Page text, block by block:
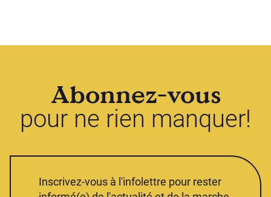
Abonnez-vous
pour ne rien manquer!
Inscrivez-vous à l'infolettre pour rester